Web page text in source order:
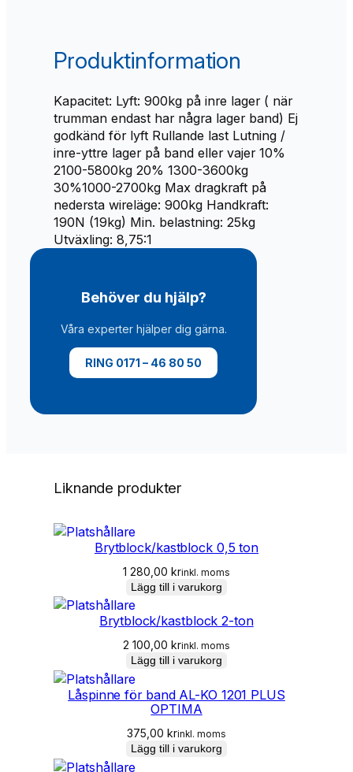
t
a
1
3
0
0
-
3
0
0
0
Produktinformation
Kapacitet: Lyft: 900kg på inre lager ( när
trumman endast har några lager band) Ej
godkänd för lyft Rullande last Lutning /
inre-yttre lager på band eller vajer 10%
2100-5800kg 20% 1300-3600kg
30%1000-2700kg Max dragkraft på
nedersta wireläge: 900kg Handkraft:
190N (19kg) Min. belastning: 25kg
Utväxling: 8,75:1
Behöver du hjälp?
Våra experter hjälper dig gärna.
RING 0171 – 46 80 50
Liknande produkter
Brytblock/kastblock 0,5 ton
1 280,00 krinkl. moms
Lägg till i varukorg
Brytblock/kastblock 2-ton
2 100,00 krinkl. moms
Lägg till i varukorg
Låspinne för band AL-KO 1201 PLUS
OPTIMA
375,00 krinkl. moms
Lägg till i varukorg